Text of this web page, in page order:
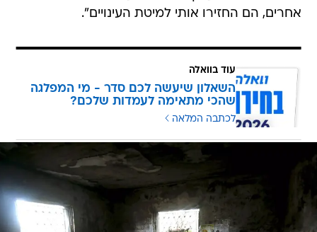
אחרים, הם החזירו אותי למיטת העינויים".
עוד בוואלה
השאלון שיעשה לכם סדר - מי המפלגה
שהכי מתאימה לעמדות שלכם?
לכתבה המלאה